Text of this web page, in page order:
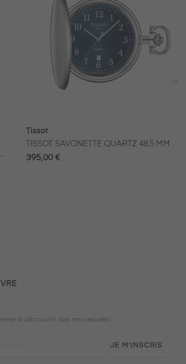
Tissot
TISSOT SAVONETTE QUARTZ 48,5 MM
395,00 €
à découvrir nos nouveautés:
JE M'INSCRIS